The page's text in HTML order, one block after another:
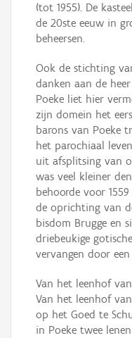
(tot 1955). De
de 20ste eeuw in
beheersen.
Ook de stichting
danken aan de
Poeke liet hier
zijn domein het
barons van Poeke
het parochiaal
uit afsplitsing van
was veel kleiner
behoorde voor
de oprichting van
bisdom Brugge en
driebeukige
vervangen door
Van het leenhof
Van het leenhof
op het Goed te
in Poeke twee